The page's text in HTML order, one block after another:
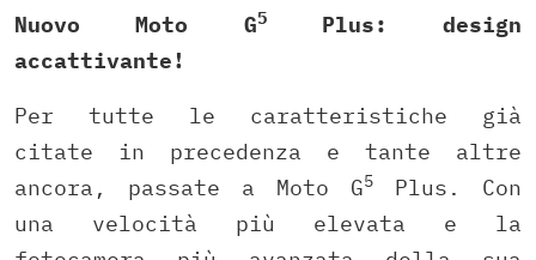
Nuovo Moto G5Plus: design
accattivante!
Per tutte le caratteristiche già
citate in precedenza e tante altre
ancora, passate a Moto G5
Plus. Con
una velocità più elevata e la